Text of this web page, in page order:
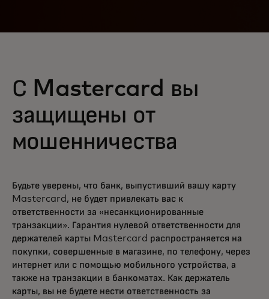
С Mastercard вы
защищены от
мошенничества
Будьте уверены, что банк, выпустивший вашу карту
Mastercard, не будет привлекать вас к
ответственности за «несанкционированные
транзакции». Гарантия нулевой ответственности для
держателей карты Mastercard распространяется на
покупки, совершенные в магазине, по телефону, через
интернет или с помощью мобильного устройства, а
также на транзакции в банкоматах. Как держатель
карты, вы не будете нести ответственность за